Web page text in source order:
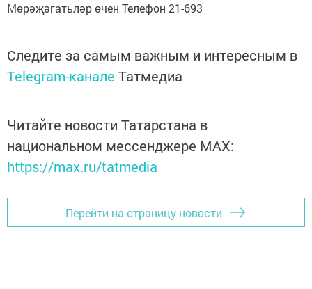
Мөрәҗәгатьләр өчен Телефон 21-693
Следите за самым важным и интересным в
Telegram-канале Татмедиа
Читайте новости Татарстана в
национальном мессенджере MАХ:
https://max.ru/tatmedia
Перейти на страницу новости